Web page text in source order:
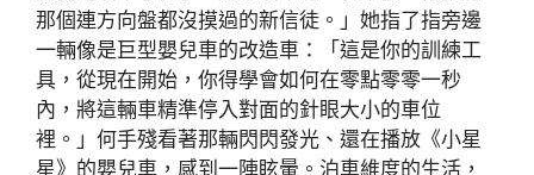
那個連方向盤都沒摸過的新信徒。」她指了指旁邊
一輛像是巨型嬰兒車的改造車：「這是你的訓練工
具，從現在開始，你得學會如何在零點零零一秒
內，將這輛車精準停入對面的針眼大小的車位
裡。」何手殘看著那輛閃閃發光、還在播放《小星
星》的嬰兒車，感到一陣眩暈。泊車維度的生活，